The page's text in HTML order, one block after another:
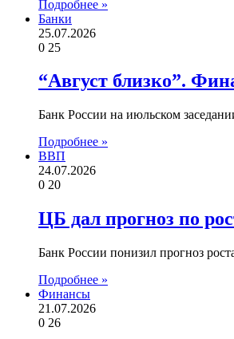
Подробнее »
Банки
25.07.2026
0 25
“Август близко”.
Банк России на июльском
Подробнее »
ВВП
24.07.2026
0 20
ЦБ дал прогноз по
Банк России понизил прогноз
Подробнее »
Финансы
21.07.2026
0 26